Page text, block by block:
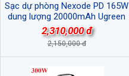
Sạc dự phòng Nexode PD 165W
dung lượng 20000mAh Ugreen
PB726/55987B cao cấp (cáp rút
liền)
2,310,000 đ
2,150,000 đ